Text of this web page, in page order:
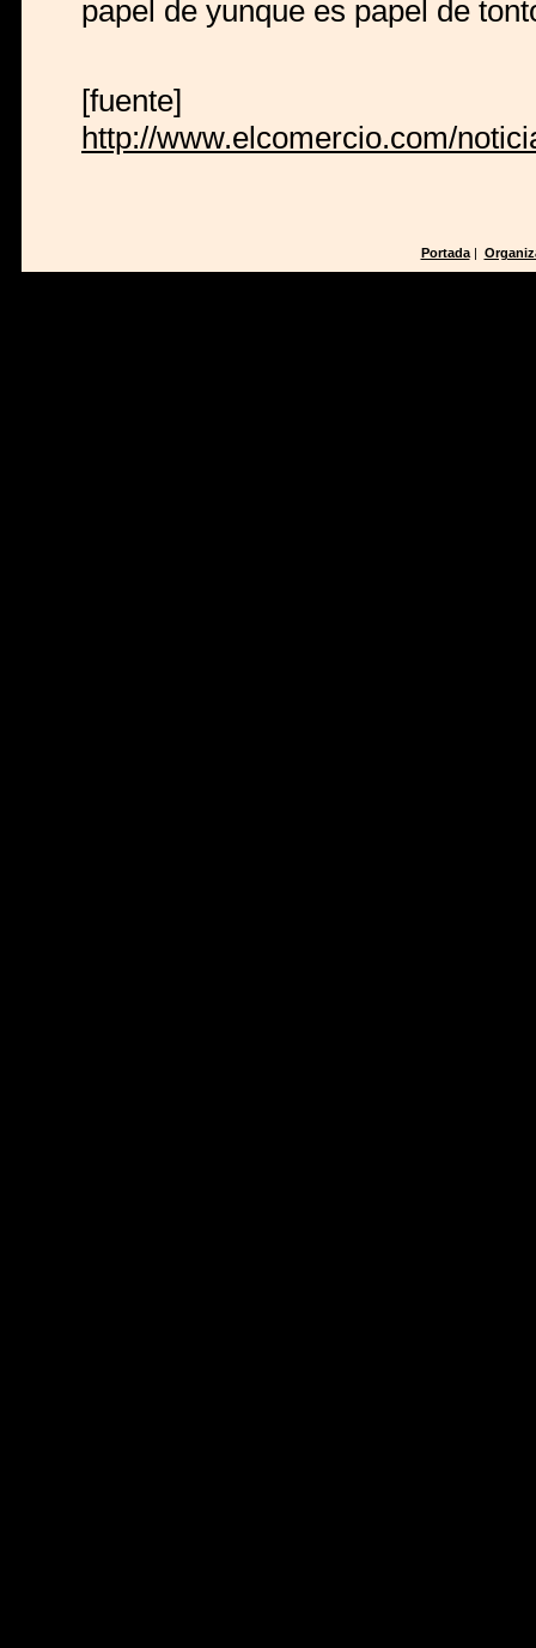
papel de yunque es papel de
[fuente]
http://www.elcomercio.com/
Portada|